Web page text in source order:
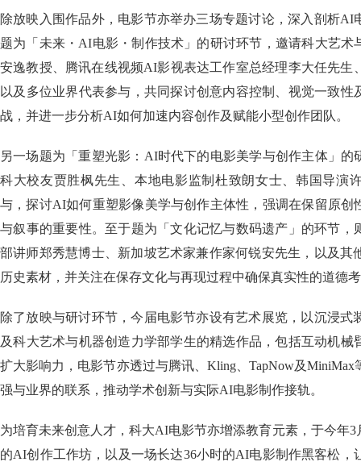
除放映入围作品外，电影节亦举办三场专题讨论，深入剖析AI
题为「未来・AI电影・制作技术」的研讨环节，邀请科大艺术
安逸教授、腾讯在线视频AI影视表达工作室总经理李大任先生
以及多位业界代表参与，共同探讨创意内容控制、视觉一致性
战，并进一步分析AI如何加速内容创作及赋能小型创作团队。
另一场题为「重塑光影：AI时代下的电影美学与创作主体」的
科大校友贾胜枫先生、本地电影监制杜致朗女士、韩国导演
与，探讨AI如何重塑影像美学与创作主体性，强调在保留原创
与叙事的重要性。至于题为「文化记忆与数码遗产」的环节，
部讲师郑秀慧博士、新加坡艺术家兼作家何锐安先生，以及其
历史素材，并关注在保存文化与再现过程中确保真实性的道德
除了放映与研讨环节，今届电影节亦设有艺术展览，以沉浸式
及科大艺术与机器创造力学部学生的精选作品，包括互动机械
扩大影响力，电影节亦透过与腾讯、Kling、TapNow及
强与业界的联系，推动学术创新与实际AI电影制作接轨。
为培育未来创意人才，科大AI电影节亦增添教育元素，于今年
的AI创作工作坊，以及一场长达36小时的AI电影制作黑客松，